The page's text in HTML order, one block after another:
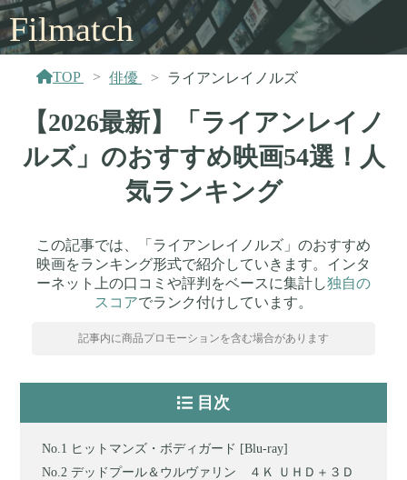
Filmatch
TOP 俳優 ライアンレイノルズ
【2026最新】「ライアンレイノ
ルズ」のおすすめ映画54選！人
気ランキング
この記事では、「ライアンレイノルズ」のおすすめ
映画をランキング形式で紹介していきます。インタ
ーネット上の口コミや評判をベースに集計し独自の
スコアでランク付けしています。
記事内に商品プロモーションを含む場合があります
目次
ヒットマンズ・ボディガード [Blu-ray]
デッドプール＆ウルヴァリン ４Ｋ ＵＨＤ＋３Ｄ